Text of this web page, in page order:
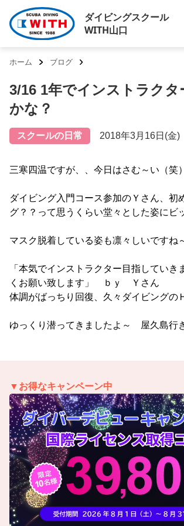
ダイビングスクール
WITH山口
ホーム ブログ
3/16 1年でインストラクタ
かな？
スクールの日常 2018年3月16日(金)
三寒四温ですが、、今日はさむ～い（笑）
ダイビング入門コース参加のＹさん、初
グ？？って思うくらい堂々とした姿にビ
マスク脱着している姿も凛々しいですね
「本気でインストラクター目指していき
くお願い致します」 ｂｙ Ｙさん
体調がばっちり回復、久々ダイビングの
ゆっくり潜ってきましたよ～ 屋久島行
▼お得なキャンペーン中